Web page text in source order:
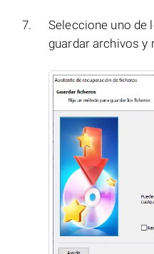
Seleccione uno de
guardar archivos y